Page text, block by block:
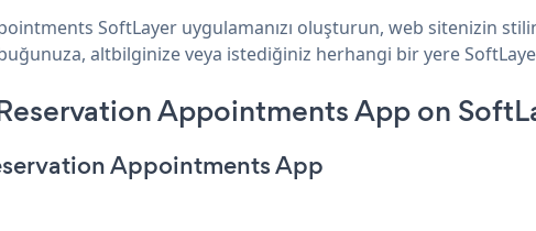
SoftLayer uygulamanızı oluşturun, web sitenizin
altbilginize veya istediğiniz herhangi bir yere
Appointments App on
Appointments App